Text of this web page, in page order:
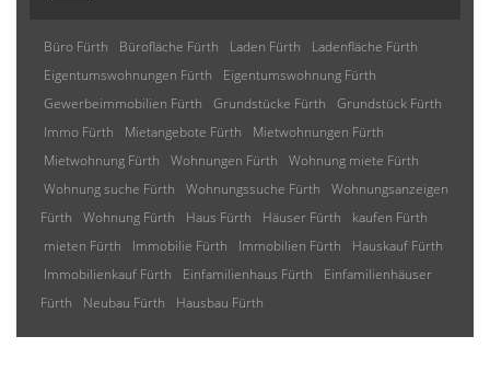
Büro Fürth Bürofläche Fürth Laden Fürth
Ladenfläche Fürth
Eigentumswohnungen Fürth
Eigentumswohnung Fürth
Gewerbeimmobilien Fürth
Grundstücke Fürth
Grundstück Fürth
Immo Fürth
Mietangebote Fürth
Mietwohnungen Fürth
Mietwohnung Fürth
Wohnungen Fürth
Wohnung miete Fürth
Wohnung suche Fürth
Wohnungssuche Fürth
Wohnungsanzeigen
Fürth
Wohnung Fürth Haus Fürth Häuser Fürth
kaufen Fürth
mieten Fürth
Immobilie Fürth Immobilien Fürth
Hauskauf Fürth
Immobilienkauf Fürth
Einfamilienhaus Fürth
Einfamilienhäuser
Fürth
Neubau Fürth Hausbau Fürth